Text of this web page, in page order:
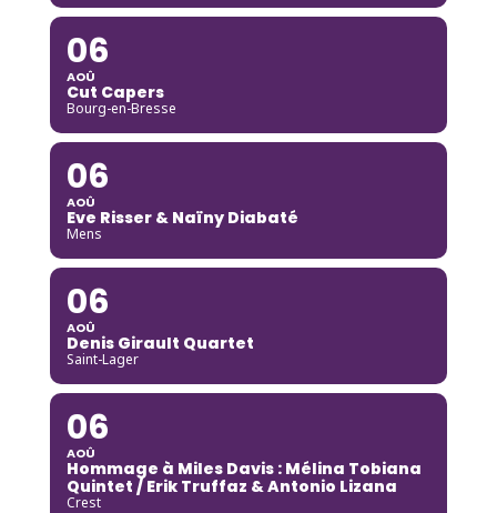
06
AOÛ
Cut Capers
Bourg-en-Bresse
06
AOÛ
Eve Risser & Naïny Diabaté
Mens
06
AOÛ
Denis Girault Quartet
Saint-Lager
06
AOÛ
Hommage à Miles Davis : Mélina Tobiana
Quintet / Erik Truffaz & Antonio Lizana
Crest